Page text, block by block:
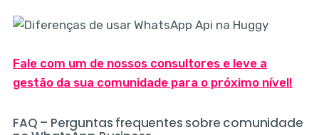
Fale com um de nossos consultores e leve a
gestão da sua comunidade para o próximo nível!
FAQ – Perguntas frequentes sobre comunidade